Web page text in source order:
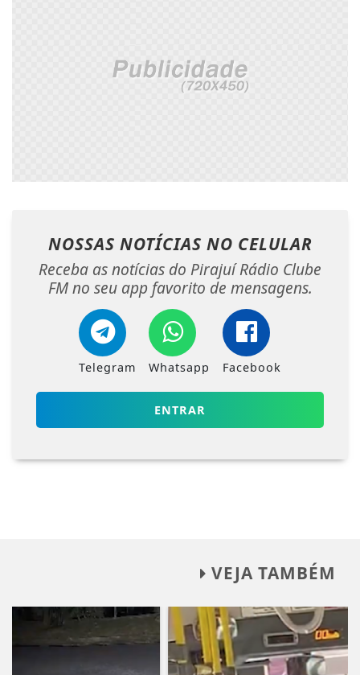
NOSSAS NOTÍCIAS NO CELULAR
Receba as notícias do Pirajuí Rádio Clube
FM no seu app favorito de mensagens.
Telegram Whatsapp Facebook
ENTRAR
VEJA TAMBÉM